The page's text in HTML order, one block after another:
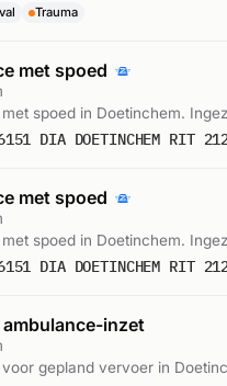
Trauma
met spoed
spoed in Doetinchem.
DIA DOETINCHEM RIT
met spoed
spoed in Doetinchem.
DIA DOETINCHEM RIT
ambulance-inzet
gepland vervoer in